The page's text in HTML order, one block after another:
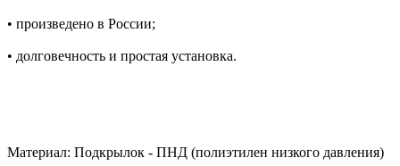
• произведено в России;
• долговечность и простая установка.
Материал: Подкрылок - ПНД (полиэтилен низкого давления)